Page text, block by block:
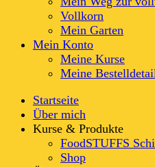
Vollkorn
Mein Garten
Mein Konto
Meine Kurse
Meine
Startseite
Über mich
Kurse & Produkte
FoodSTUFFS
Shop